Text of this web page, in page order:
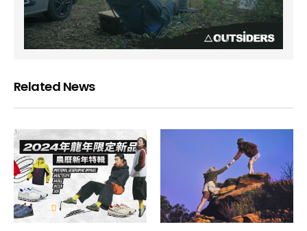
Related News